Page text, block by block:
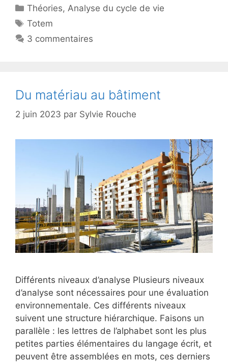
Catégories
Théories, Analyse du cycle de vie
Étiquettes
Totem
3 commentaires
Du matériau au bâtiment
2 juin 2023 par Sylvie Rouche
Différents niveaux d’analyse Plusieurs niveaux
d’analyse sont nécessaires pour une évaluation
environnementale. Ces différents niveaux
suivent une structure hiérarchique. Faisons un
parallèle : les lettres de l’alphabet sont les plus
petites parties élémentaires du langage écrit, et
peuvent être assemblées en mots, ces derniers